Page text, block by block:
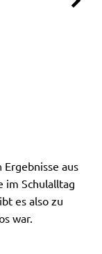
aus
im Schulalltag
es also zu
war.